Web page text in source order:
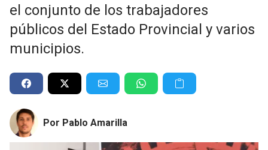
el conjunto de los trabajadores
públicos del Estado Provincial y varios
municipios.
Por Pablo Amarilla